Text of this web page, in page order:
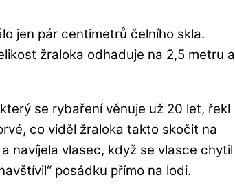
jen pár centimetrů čelního skla.
žraloka odhaduje na 2,5 metru a
se rybaření věnuje už 20 let, řekl
co viděl žraloka takto skočit na
navíjela vlasec, když se vlasce chytil
posádku přímo na lodi.